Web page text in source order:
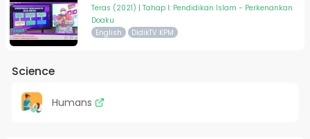
Teras (2021) | Tahap I: Pendidikan Islam - Perkenankan
Doaku
English DidikTV KPM
Science
Humans